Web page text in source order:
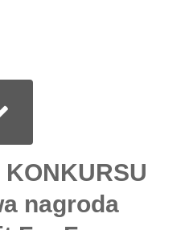
nagroda